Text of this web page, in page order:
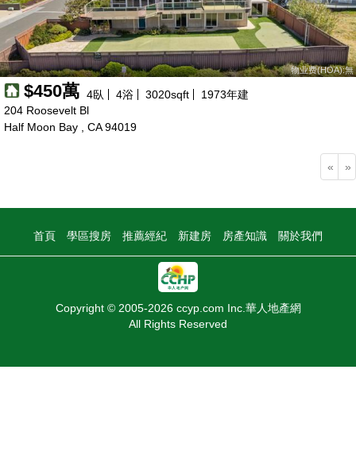
物业费(HOA):無
$450萬 4臥 4浴 3020sqft 1973年建
204 Roosevelt Bl
Half Moon Bay , CA 94019
« »
首頁 學區搜房 推薦經紀 新建房 房產知識 關於我們
Copyright © 2005-2026 ccyp.com Inc.華人地產網
All Rights Reserved